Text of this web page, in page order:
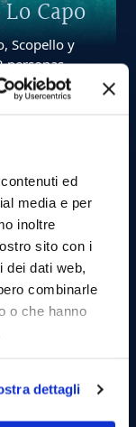
ed
media e per
inoltre
sito con i
dei dati web,
combinarle
o che hanno
dettagli
Capo
Scopello y
personas.
y